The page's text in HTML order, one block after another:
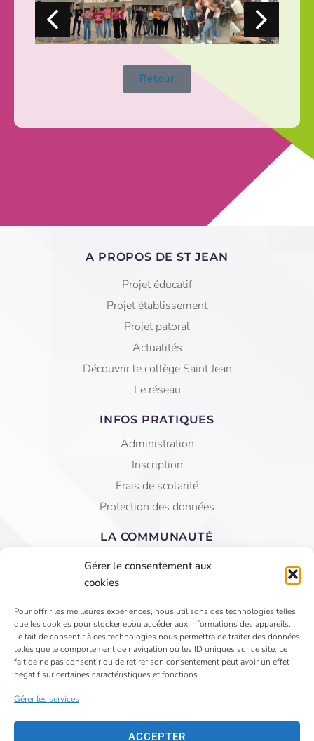
Gérer le consentement aux
cookies
Pour offrir les meilleures expériences, nous utilisons des technologies telles
que les cookies pour stocker et/ou accéder aux informations des appareils.
Le fait de consentir à ces technologies nous permettra de traiter des données
telles que le comportement de navigation ou les ID uniques sur ce site. Le
fait de ne pas consentir ou de retirer son consentement peut avoir un effet
négatif sur certaines caractéristiques et fonctions.
Gérer les services
ACCEPTER
Retour
A PROPOS DE ST JEAN
Projet éducatif
Projet établissement
Projet patoral
Actualités
Découvrir le collège Saint Jean
Le réseau
INFOS PRATIQUES
Administration
Inscription
Frais de scolarité
Protection des données
LA COMMUNAUTÉ
Equipe éducative
AGEC Saint Jean
4 Rue du Faubourg St Jean - VIHIERS 49310 LYS
HAUT LAYON
02 41 75 81 15